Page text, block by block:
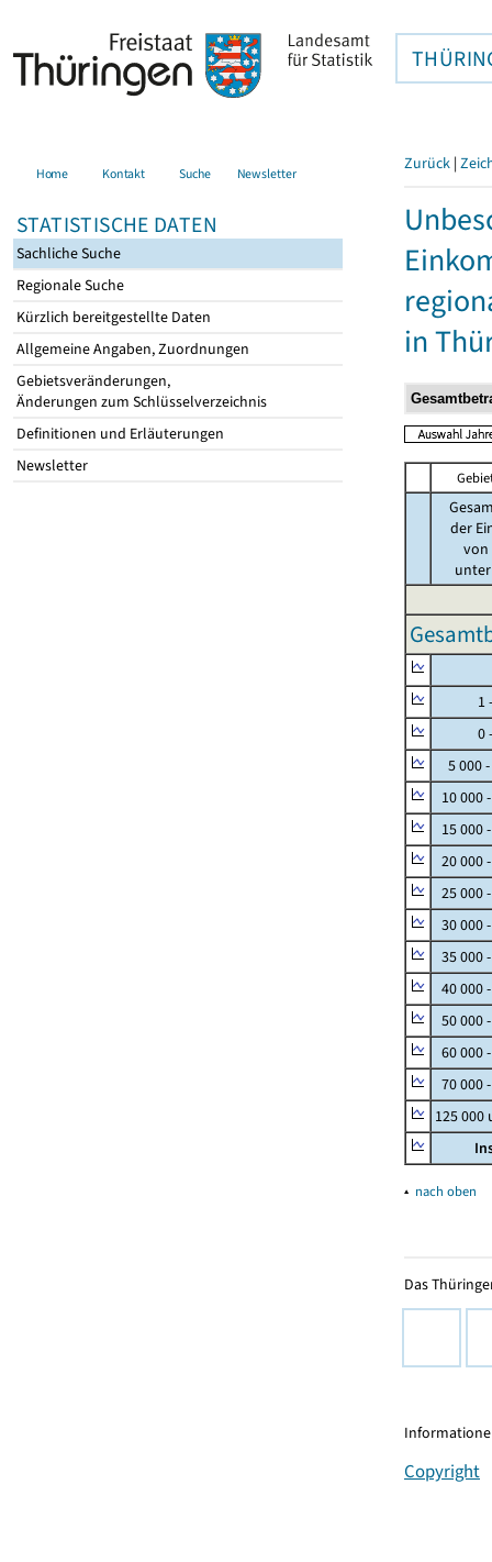
Home Kontakt Suche Newsletter
STATISTISCHE DATEN
Sachliche Suche
Regionale Suche
Kürzlich bereitgestellte Daten
Allgemeine Angaben, Zuordnungen
Gebietsveränderungen,
Änderungen zum Schlüsselverzeichnis
Definitionen und Erläuterungen
Newsletter
Zurück |
in
der
von
unter
1 -
0 -
5 000
10 000
15 000
20 000
25 000
30 000
35 000
40 000
50 000
60 000
70 000
125
▴ nach oben
Das
Copyright